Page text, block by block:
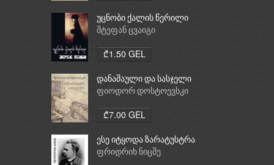
უცნობი ქალის წერილი
შტეფან ცვაიგი
₾1.50 GEL
დანაშაული და სასჯელი
ფიოდორ დოსტოევსკი
₾7.00 GEL
ესე იტყოდა ზარატუსტრა
ფრიდრიხ ნიცშე